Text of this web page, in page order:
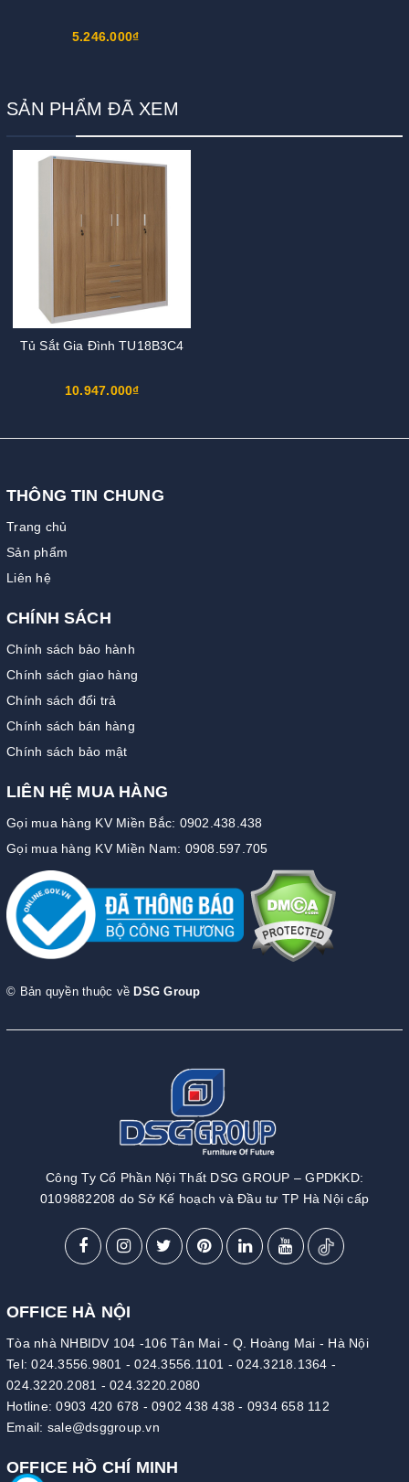
5.246.000₫
SẢN PHẨM ĐÃ XEM
Tủ Sắt Gia Đình TU18B3C4
10.947.000₫
THÔNG TIN CHUNG
Trang chủ
Sản phẩm
Liên hệ
CHÍNH SÁCH
Chính sách bảo hành
Chính sách giao hàng
Chính sách đổi trả
Chính sách bán hàng
Chính sách bảo mật
LIÊN HỆ MUA HÀNG
Gọi mua hàng KV Miền Bắc: 0902.438.438
Gọi mua hàng KV Miền Nam: 0908.597.705
© Bản quyền thuộc về DSG Group
Công Ty Cổ Phần Nội Thất DSG GROUP – GPDKKD:
0109882208 do Sở Kế hoạch và Đầu tư TP Hà Nội cấp
OFFICE HÀ NỘI
Tòa nhà NHBIDV 104 -106 Tân Mai - Q. Hoàng Mai - Hà Nội
Tel:024.3556.9801 -024.3556.1101 -024.3218.1364 -
024.3220.2081 - 024.3220.2080
Hotline:0903 420 678 - 0902 438 438 - 0934 658 112
Email: sale@dsggroup.vn
OFFICE HỒ CHÍ MINH